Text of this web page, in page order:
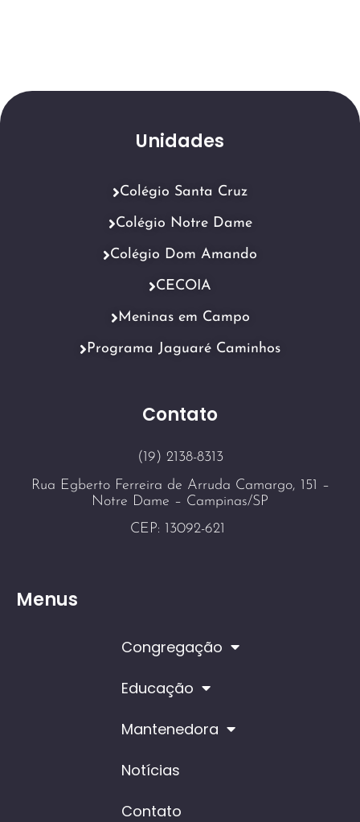
Contato
(19) 2138-8313
Rua Egberto Ferreira de Arruda Camargo, 151 –
Notre Dame – Campinas/SP
CEP: 13092-621
Menus
Congregação
Educação
Mantenedora
Notícias
Contato
Unidades
Colégio Santa Cruz
Colégio Notre Dame
Colégio Dom Amando
CECOIA
Meninas em Campo
Programa Jaguaré Caminhos